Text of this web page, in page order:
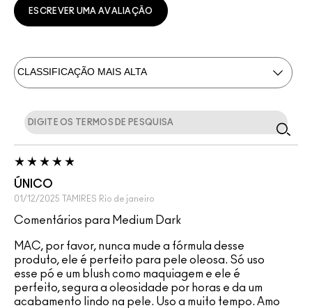
ESCREVER UMA AVALIAÇÃO
ÚNICO
01/12/2025 TAMIRES Rio de janeiro
Comentários para Medium Dark
MAC, por favor, nunca mude a fórmula desse
produto, ele é perfeito para pele oleosa. Só uso
esse pó e um blush como maquiagem e ele é
perfeito, segura a oleosidade por horas e da um
acabamento lindo na pele. Uso a muito tempo. Amo